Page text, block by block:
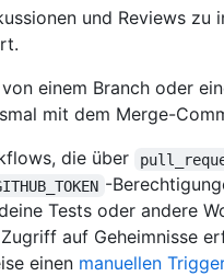
und Reviews zu
einem Branch oder
mit dem Merge-
die über
-
Tests oder andere
auf Geheimnisse
einen manuellen